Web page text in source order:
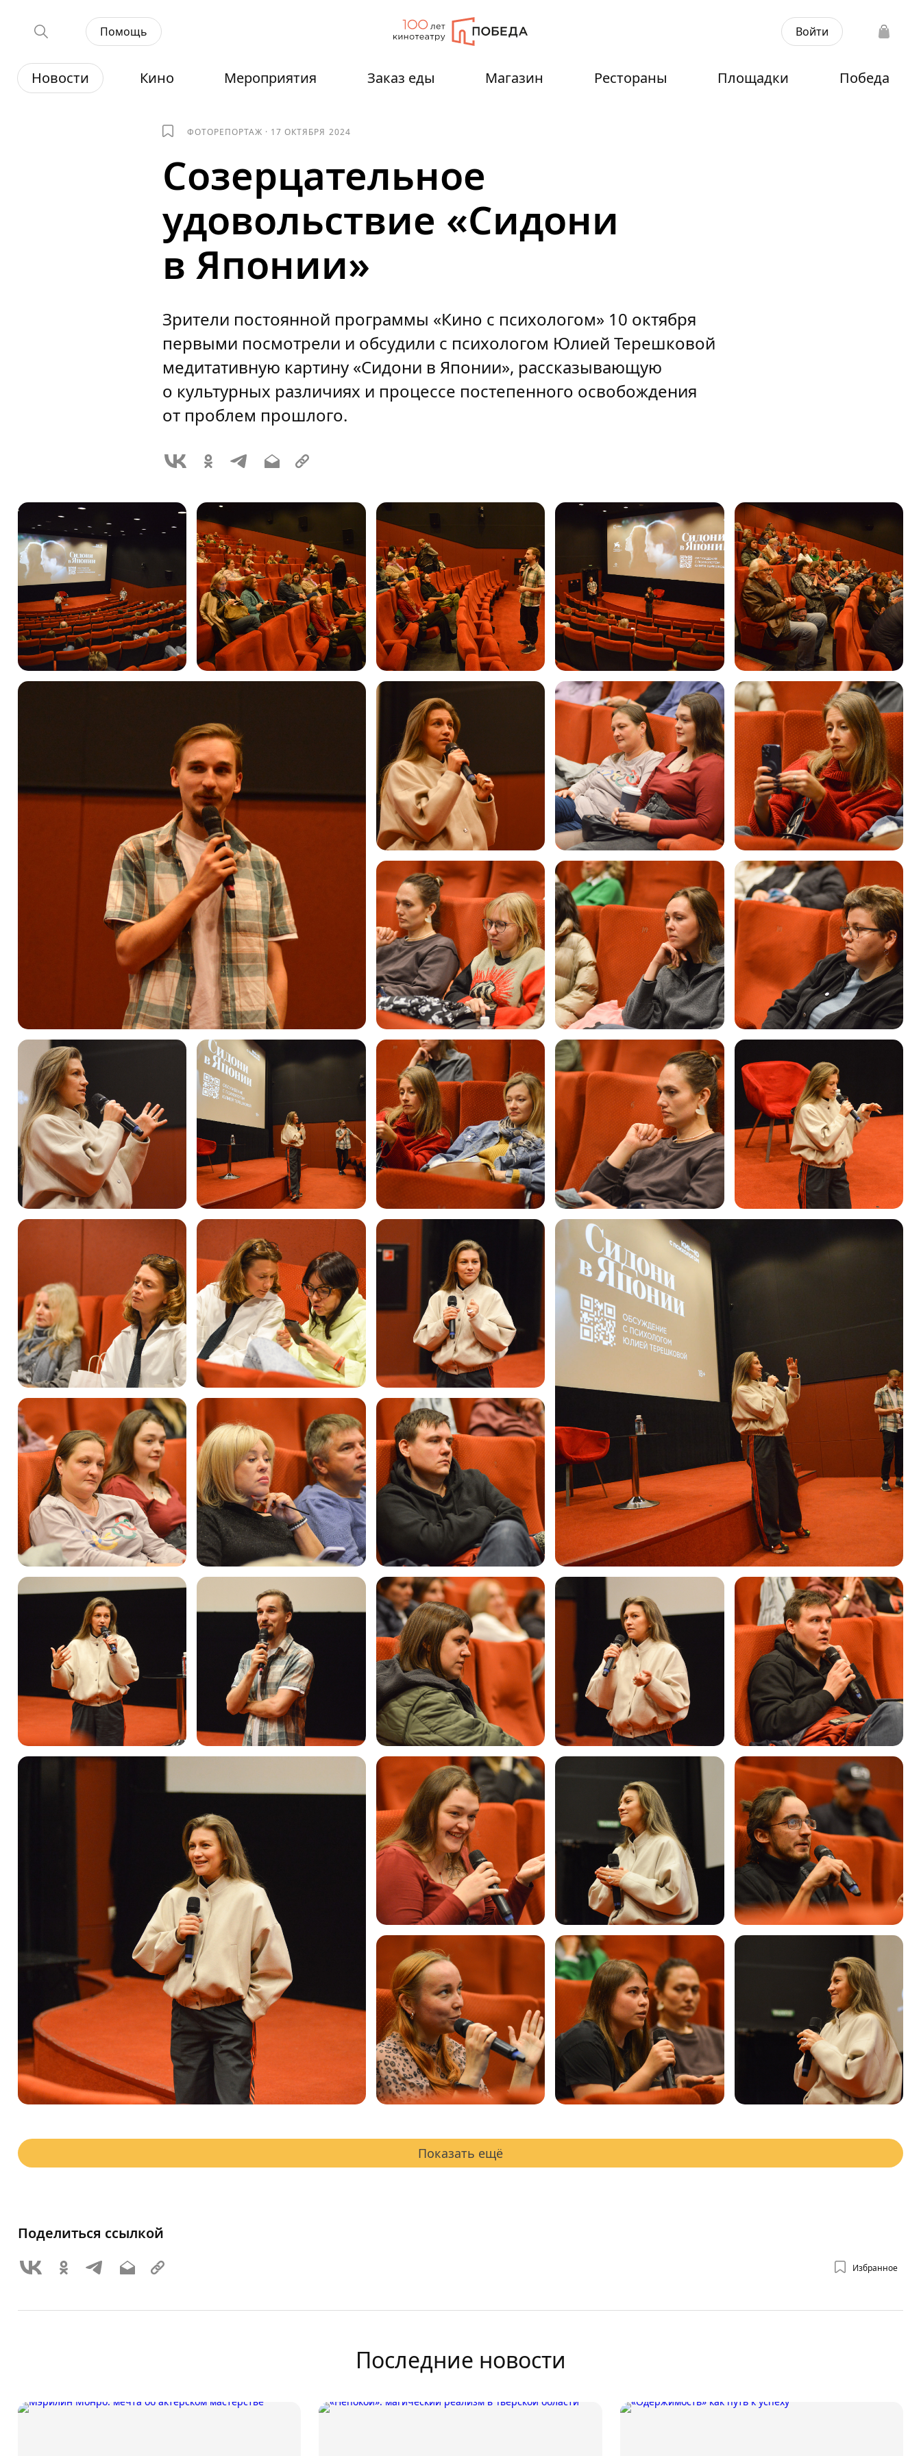
Помощь Войти
Новости Кино Мероприятия Заказ еды Магазин Рестораны Площадки Победа
ФОТОРЕПОРТАЖ · 17 ОКТЯБРЯ 2024
Созерцательное
удовольствие «Сидони
в Японии»
Зрители постоянной программы «Кино с психологом» 10 октября
первыми посмотрели и обсудили с психологом Юлией Терешковой
медитативную картину «Сидони в Японии», рассказывающую
о культурных различиях и процессе постепенного освобождения
от проблем прошлого.
Показать ещё
Избранное
Поделиться ссылкой
Последние новости